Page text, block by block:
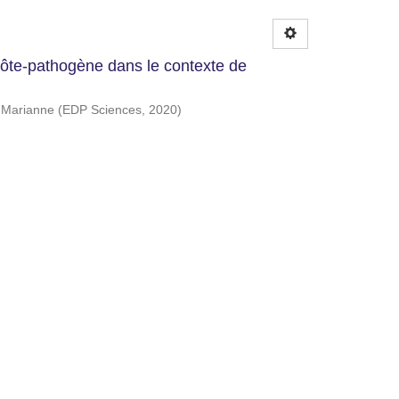
pathogène dans le contexte de
(EDP Sciences, 2020)